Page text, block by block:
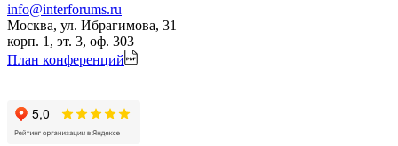
info@interforums.ru
Москва, ул. Ибрагимова, 31
корп. 1, эт. 3, оф. 303
План конференций